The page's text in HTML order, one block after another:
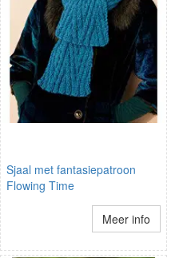
Sjaal met fantasiepatroon
Flowing Time
Meer info